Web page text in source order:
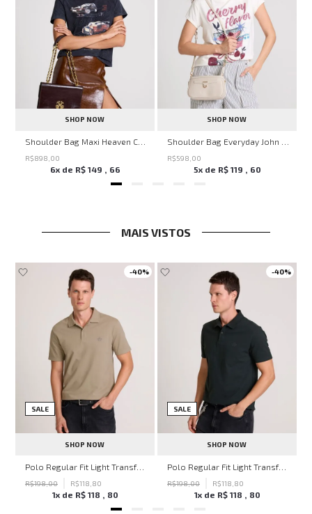
SHOP NOW
R$898 00
6x de R$ 149 , 66
SHOP NOW
R$598 00
5x de R$ 119 , 60
MAIS VISTOS
-40%
SALE
SHOP NOW
Polo Regular Fit Light Transfer Bege Médio John John Masculina
R$198,00 R$118 80
1x de R$ 118 80
-40%
SALE
SHOP NOW
Polo Regular Fit Light Transfer Verde Escuro John John Masculina
R$198,00 R$118 80
1x de R$ 118 80